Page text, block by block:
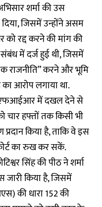
शर्मा की उस
जिसमें उन्होंने असम
रद्द करने की मांग की
में दर्ज हुई थी, जिसमें
राजनीति” करने और भूमि
आरोप लगाया था.
में दखल देने से
चार हफ्तों तक किसी भी
किया है, ताकि वे इस
का रुख कर सकें.
सिंह की पीठ ने शर्मा
जारी किया है, जिसमें
की धारा 152 की